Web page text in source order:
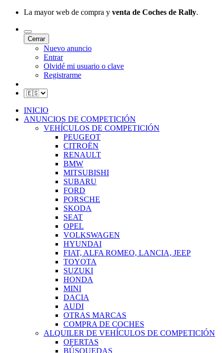
La mayor web de compra y venta de Coches de Rally.
Cerrar
Nuevo anuncio
Entrar
Olvidé mi usuario o clave
Registrarme
INICIO
ANUNCIOS DE COMPETICIÓN
VEHÍCULOS DE COMPETICIÓN
PEUGEOT
CITROËN
RENAULT
BMW
MITSUBISHI
SUBARU
FORD
PORSCHE
SKODA
SEAT
OPEL
VOLKSWAGEN
HYUNDAI
FIAT, ALFA ROMEO, LANCIA, JEEP
TOYOTA
SUZUKI
HONDA
MINI
DACIA
AUDI
OTRAS MARCAS
COMPRA DE COCHES
ALQUILER DE VEHÍCULOS DE COMPETICIÓN
OFERTAS
BÚSQUEDAS